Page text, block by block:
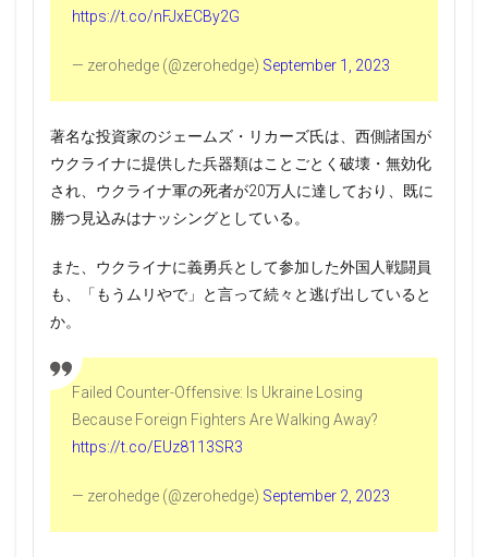
https://t.co/nFJxECBy2G
— zerohedge (@zerohedge) September 1, 2023
著名な投資家のジェームズ・リカーズ氏は、西側諸国が
ウクライナに提供した兵器類はことごとく破壊・無効化
され、ウクライナ軍の死者が20万人に達しており、既に
勝つ見込みはナッシングとしている。
また、ウクライナに義勇兵として参加した外国人戦闘員
も、「もうムリやで」と言って続々と逃げ出していると
か。
Failed Counter-Offensive: Is Ukraine Losing
Because Foreign Fighters Are Walking Away?
https://t.co/EUz8113SR3
— zerohedge (@zerohedge) September 2, 2023